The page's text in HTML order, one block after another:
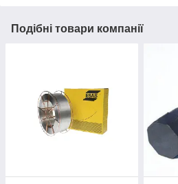
Подібні товари компанії